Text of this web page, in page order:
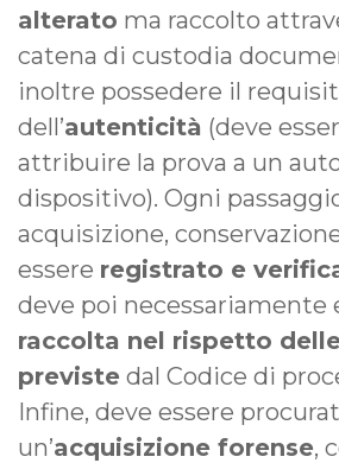
alterato ma raccolto
catena di custodia
inoltre possedere il
dell’autenticità (deve
attribuire la prova a un
dispositivo). Ogni
acquisizione,
essere registrato e
deve poi necessariamente
raccolta nel rispetto
previste dal Codice di
Infine, deve essere
un’acquisizione forense,